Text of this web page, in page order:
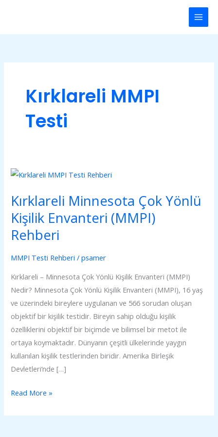
Main
Kırklareli MMPI
Testi
Kırklareli Minnesota Çok Yönlü
Kişilik Envanteri (MMPI)
Rehberi
MMPI Testi Rehberi /psamer
Kırklareli – Minnesota Çok Yönlü Kişilik Envanteri (MMPI)
Nedir? Minnesota Çok Yönlü Kişilik Envanteri (MMPI), 16 yaş
ve üzerindeki bireylere uygulanan ve 566 sorudan oluşan
objektif bir kişilik testidir. Bireyin sahip olduğu kişilik
özelliklerini objektif bir biçimde ve bilimsel bir metot ile
ortaya koymaktadır. Dünyanın çeşitli ülkelerinde yaygın
kullanılan kişilik testlerinden biridir. Amerika Birleşik
Devletleri’nde […]
Kırklareli
Çok
Yönlü
Kişilik
Envanteri
Read More »